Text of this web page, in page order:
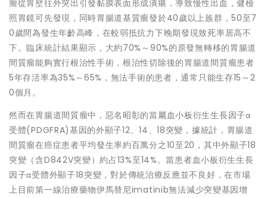
瘤從胃壁往外突出引發黏膜表面形成潰瘍，導致慢性出血，健檢
照胃鏡可先發現，同時胃腸道基質瘤發於40歲以上族群，50至7
0歲間為發生年齡高峰，在較弱抵抗力下晚期發現致死率居高不
下。臨床統計結果顯示，大約70%～90%的原發無轉移的胃腸道
間質瘤能夠實行根治性手術，根治性切除後的胃腸道間質瘤患者
5年存活率為35%～65%，無法手術的患者，通常只能生存15～2
0個月。
然而在胃腸道間質瘤中，惡名昭彰的當屬血小板衍生生長因子α
受體(PDGFRA)基因的外顯子12、14、18突變，據統計，胃腸道
間質瘤在癌症患者平均發生率約百萬分之10至20，其中外顯子18
突變（含D842V突變）約占13%至14%。當患者血小板衍生生長
因子α受體外顯子18突變，對於傳統治療反應並不良好，在市場
上目前第一線治療藥物伊馬替尼imatinib無法減少突變基因增